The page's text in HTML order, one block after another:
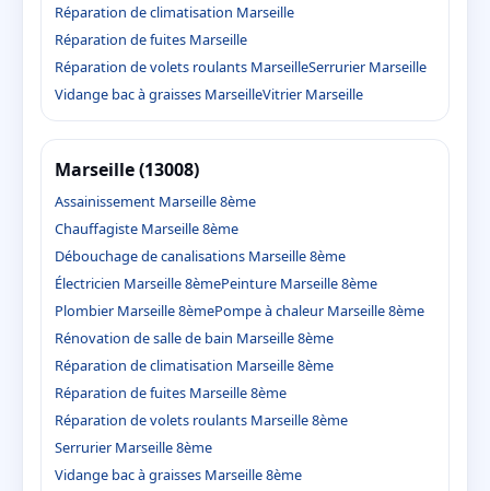
Réparation de climatisation Marseille
Réparation de fuites Marseille
Réparation de volets roulants MarseilleSerrurier Marseille
Vidange bac à graisses MarseilleVitrier Marseille
Marseille (13008)
Assainissement Marseille 8ème
Chauffagiste Marseille 8ème
Débouchage de canalisations Marseille 8ème
Électricien Marseille 8èmePeinture Marseille 8ème
Plombier Marseille 8èmePompe à chaleur Marseille 8ème
Rénovation de salle de bain Marseille 8ème
Réparation de climatisation Marseille 8ème
Réparation de fuites Marseille 8ème
Réparation de volets roulants Marseille 8ème
Serrurier Marseille 8ème
Vidange bac à graisses Marseille 8ème